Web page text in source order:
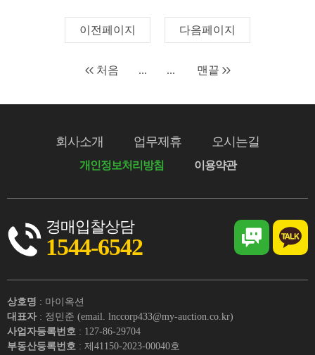
이전페이지 다음페이지
처음 ... ... 맨끝
회사소개 업무제휴 오시는길
개인정보처리방침 이용약관
경매입찰상담
1544-6542
상호명 : 마이옥션
대표자 : 정민준 (email. lnccorp433@my-auction.co.kr)
사업자등록번호 : 127-86-29704
부동산등록번호 : 제41150-2023-00040호